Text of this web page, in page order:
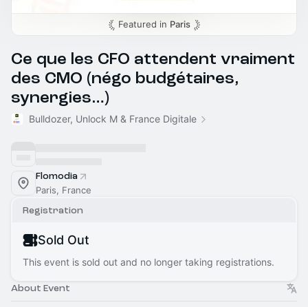
Featured in Paris
Ce que les CFO attendent vraiment
des CMO (négo budgétaires,
synergies…)
Bulldozer, Unlock M & France Digitale
Flomodia
Paris, France
Registration
Sold Out
This event is sold out and no longer taking registrations.
About Event